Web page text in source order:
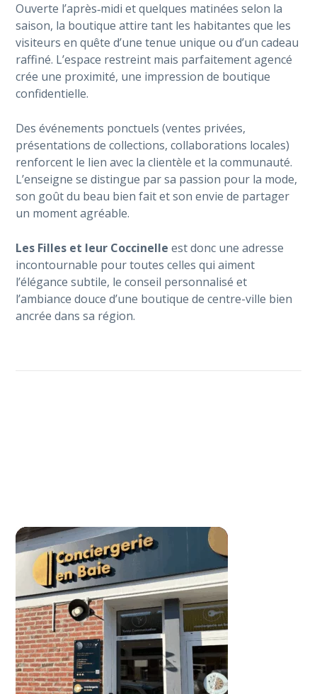
Ouverte l’après‑midi et quelques matinées selon la
saison, la boutique attire tant les habitantes que les
visiteurs en quête d’une tenue unique ou d’un cadeau
raffiné. L’espace restreint mais parfaitement agencé
crée une proximité, une impression de boutique
confidentielle.
Des événements ponctuels (ventes privées,
présentations de collections, collaborations locales)
renforcent le lien avec la clientèle et la communauté.
L’enseigne se distingue par sa passion pour la mode,
son goût du beau bien fait et son envie de partager
un moment agréable.
Les Filles et leur Coccinelle est donc une adresse
incontournable pour toutes celles qui aiment
l’élégance subtile, le conseil personnalisé et
l’ambiance douce d’une boutique de centre-ville bien
ancrée dans sa région.